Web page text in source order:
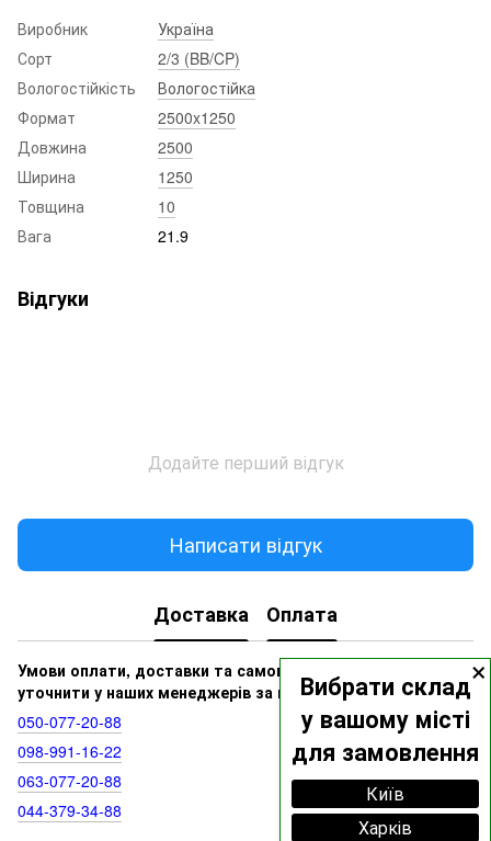
×
Вибрати склад
у вашому місті
для замовлення
Київ
Харків
Виробник
Україна
Сорт
2/3 (BB/CP)
Вологостійкість
Вологостійка
Формат
2500x1250
Довжина
2500
Ширина
1250
Товщина
10
Вага
21.9
Відгуки
Додайте перший відгук
Написати відгук
Доставка Оплата
Умови оплати, доставки та самовивозу ви можете
уточнити у наших менеджерів за номерами:
050‑077‑20‑88
098‑991‑16‑22
063‑077‑20‑88
044‑379‑34‑88